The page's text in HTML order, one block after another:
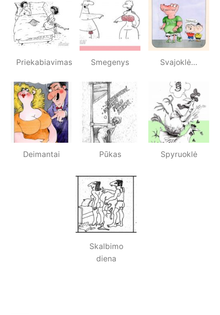
Priekabiavimas Smegenys Svajoklė…
Deimantai Pūkas Spyruoklė
Skalbimo
diena